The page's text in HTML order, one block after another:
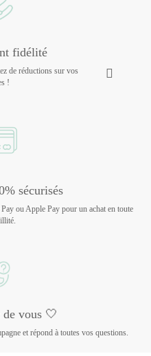
fidélité
de réductions sur vos
!
sécurisés
ou Apple Pay pour un achat en toute
de vous 🤍
et répond à toutes vos questions.